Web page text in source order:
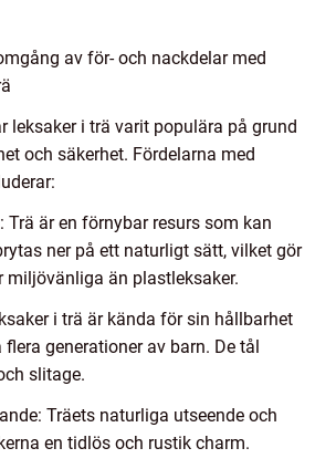
av för- och nackdelar med
leksaker i trä varit populära på grund
och säkerhet. Fördelarna med
Trä är en förnybar resurs som kan
ner på ett naturligt sätt, vilket gör
miljövänliga än plastleksaker.
i trä är kända för sin hållbarhet
generationer av barn. De tål
slitage.
Träets naturliga utseende och
en tidlös och rustik charm.